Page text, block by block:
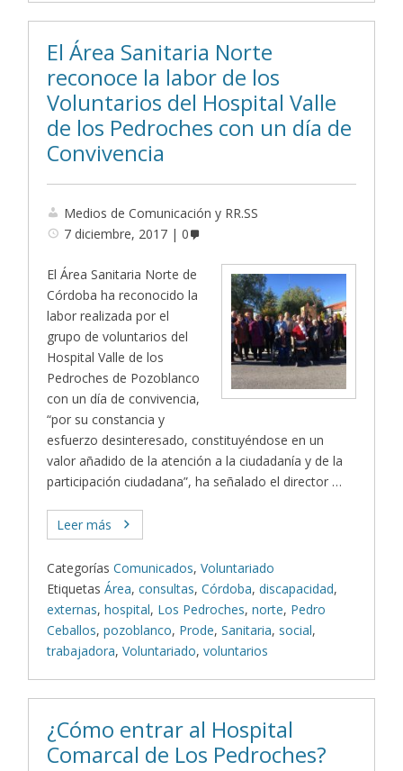
El Área Sanitaria Norte
reconoce la labor de los
Voluntarios del Hospital Valle
de los Pedroches con un día de
Convivencia
Medios de Comunicación y RR.SS
7 diciembre, 2017
0
El Área Sanitaria Norte de
Córdoba ha reconocido la
labor realizada por el
grupo de voluntarios del
Hospital Valle de los
Pedroches de Pozoblanco
con un día de convivencia,
“por su constancia y
esfuerzo desinteresado, constituyéndose en un
valor añadido de la atención a la ciudadanía y de la
participación ciudadana”, ha señalado el director …
Leer más
Categorías Comunicados,Voluntariado
Etiquetas Área,consultas,Córdoba,discapacidad,
externas,hospital, Los Pedroches,norte, Pedro
Ceballos,pozoblanco, Prode,Sanitaria, social,
trabajadora,Voluntariado,voluntarios
¿Cómo entrar al Hospital
Comarcal de Los Pedroches?